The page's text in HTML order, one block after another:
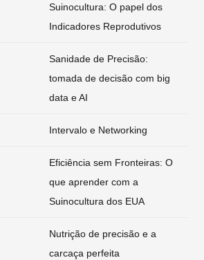
Suinocultura: O papel dos
Indicadores Reprodutivos
Sanidade de Precisão:
tomada de decisão com big
data e AI
Intervalo e Networking
Eficiência sem Fronteiras: O
que aprender com a
Suinocultura dos EUA
Nutrição de precisão e a
carcaça perfeita